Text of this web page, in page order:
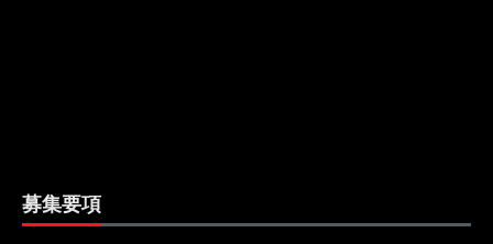
募集要項